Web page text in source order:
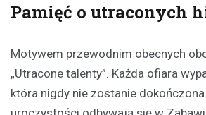
Pamięć o utraconych
Motywem przewodnim obecnych
„Utracone talenty”. Każda ofiara
która nigdy nie zostanie